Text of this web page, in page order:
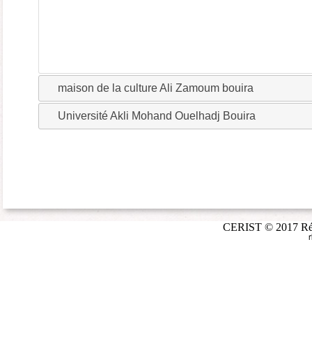
maison de la culture Ali Zamoum bouira
Université Akli Mohand Ouelhadj Bouira
CERIST © 2017